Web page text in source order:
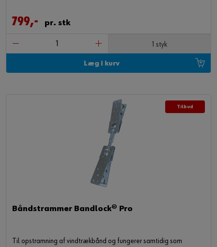
799,- pr. stk
1 styk
Læg i kurv
Tilbud
Båndstrammer Bandlock® Pro
Til opstramning af vindtrækbånd og fungerer samtidig som